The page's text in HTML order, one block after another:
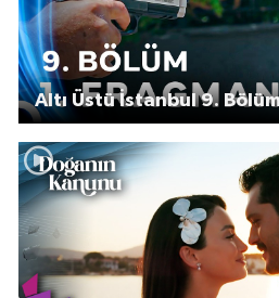
Altı Üstü İstanbul 9.